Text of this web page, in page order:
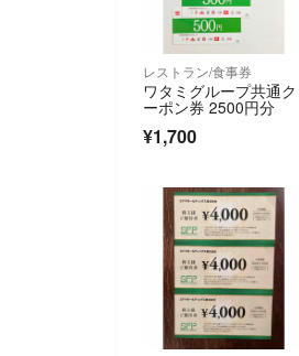
レストラン/食事券
ワタミグループ共通ク
ーポン券 2500円分
¥1,700